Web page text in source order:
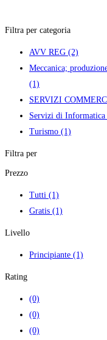
Filtra per categoria
AVV REG (2)
Meccanica;
(1)
SERVIZI
Servizi di Informatica
Turismo (1)
Filtra per
Prezzo
Tutti (1)
Gratis (1)
Livello
Principiante (1)
Rating
(0)
(0)
(0)